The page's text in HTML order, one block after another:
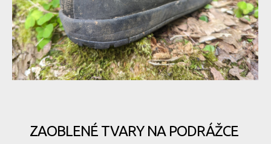
Vnitřní botičku tvoří materiál vzhledově podobný neoprenu
Tradiční jazyk byste hledali marně
Tradiční jazyk byste hledali marně
ZAOBLENÉ TVARY NA PODRÁŽCE